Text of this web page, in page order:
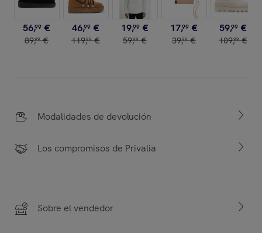
56,99 €
89,99 €
46,99 €
119,99 €
19,99 €
59,99 €
17,99 €
39,99 €
59,99 €
109,99 €
Modalidades de devolución
Los compromisos de Privalia
Sobre el vendedor